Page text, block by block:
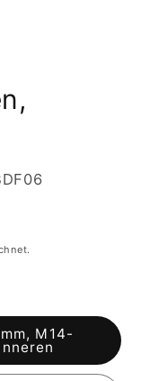
M14-